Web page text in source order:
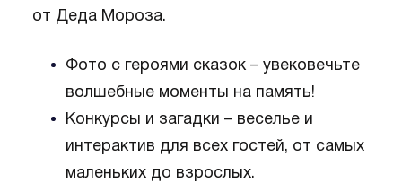
от Деда Мороза.
Фото с героями сказок – увековечьте
волшебные моменты на память!
Конкурсы и загадки – веселье и
интерактив для всех гостей, от самых
маленьких до взрослых.